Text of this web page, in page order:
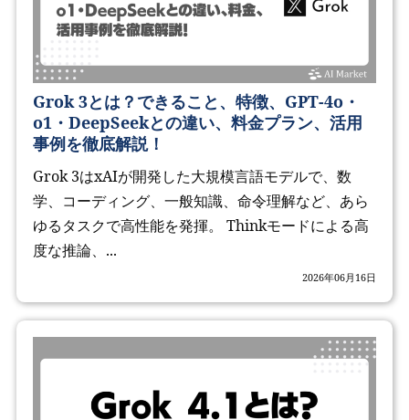
Grok 3とは？できること、特徴、GPT-4o・
o1・DeepSeekとの違い、料金プラン、活用
事例を徹底解説！
Grok 3はxAIが開発した大規模言語モデルで、数
学、コーディング、一般知識、命令理解など、あら
ゆるタスクで高性能を発揮。 Thinkモードによる高
度な推論、...
2026年06月16日